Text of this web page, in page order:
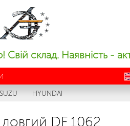
склад. Наявність -
HYUNDAI
DF 1062